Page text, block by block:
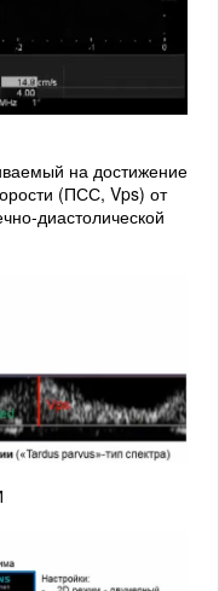
на достижение
(ПСС, Vps) от
диастолической